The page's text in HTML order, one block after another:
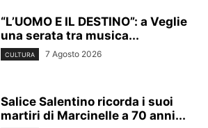
“L’UOMO E IL DESTINO”: a Veglie
una serata tra musica...
CULTURA 7 Agosto 2026
Salice Salentino ricorda i suoi
martiri di Marcinelle a 70 anni...